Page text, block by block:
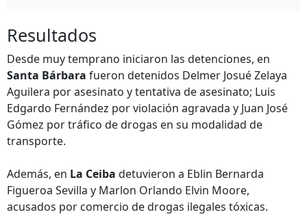
Resultados
Desde muy temprano iniciaron las detenciones, en
Santa Bárbara fueron detenidos Delmer Josué Zelaya
Aguilera por asesinato y tentativa de asesinato; Luis
Edgardo Fernández por violación agravada y Juan José
Gómez por tráfico de drogas en su modalidad de
transporte.
Además, en La Ceiba detuvieron a Eblin Bernarda
Figueroa Sevilla y Marlon Orlando Elvin Moore,
acusados por comercio de drogas ilegales tóxicas.